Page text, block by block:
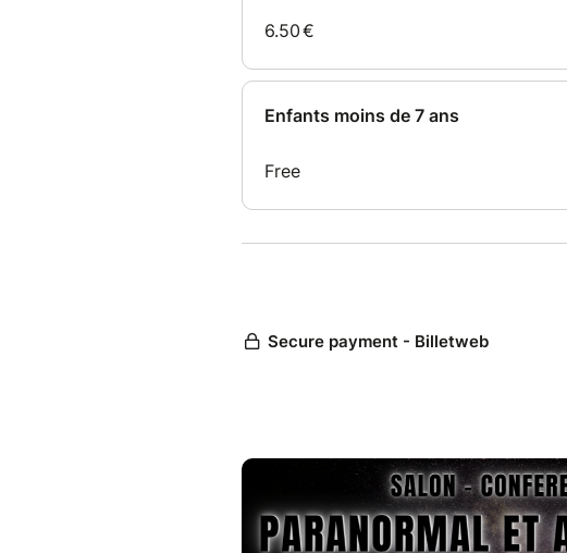
- 14h15: OVNI Anatomie et autopsie
René Arnaud
Vallomi
- 16h30: Comprendre les mécanismes
- 17h15: La promesse du Tarot par
????????????????????????????????????
répondent....Mythes, illusions ou
- 12h30: Voyance et médiumnité par
- 13H15: Immersion aux frontières de